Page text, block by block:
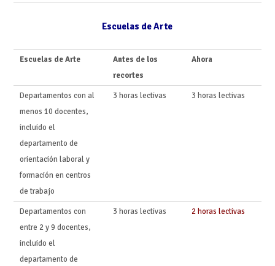
Escuelas de Arte
Escuelas de Arte
Antes de los
recortes
Ahora
Departamentos con al
menos 10 docentes,
incluido el
departamento de
orientación laboral y
formación en centros
de trabajo
3 horas lectivas 3 horas lectivas
Departamentos con
entre 2 y 9 docentes,
incluido el
departamento de
3 horas lectivas 2 horas lectivas